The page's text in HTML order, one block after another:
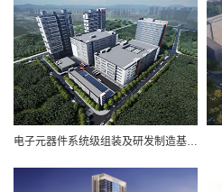
电子元器件系统级组装及研发制造基地项目